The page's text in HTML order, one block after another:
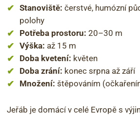
Stanoviště: čerstvé, humózní
polohy
Potřeba prostoru: 20–30 m
Výška: až 15 m
Doba kvetení: květen
Doba zrání: konec srpna až září
Množení: štěpováním
Jeřáb je domácí v celé Evropě s